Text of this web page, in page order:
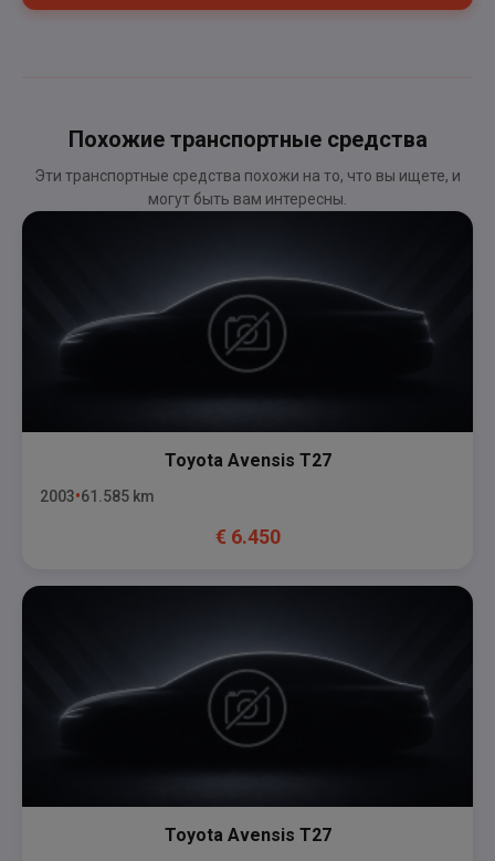
Похожие транспортные средства
Эти транспортные средства похожи на то, что вы ищете, и
могут быть вам интересны.
Toyota Avensis T27
2003 61.585 km
€ 6.450
Toyota Avensis T27